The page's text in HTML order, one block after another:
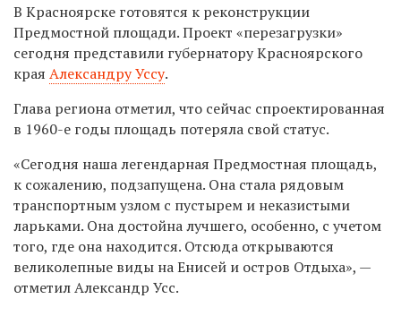
В Красноярске готовятся к реконструкции
Предмостной площади. Проект «перезагрузки»
сегодня представили губернатору Красноярского
края Александру Уссу.
Глава региона отметил, что сейчас спроектированная
в 1960-е годы площадь потеряла свой статус.
«Сегодня наша легендарная Предмостная площадь,
к сожалению, подзапущена. Она стала рядовым
транспортным узлом с пустырем и неказистыми
ларьками. Она достойна лучшего, особенно, с учетом
того, где она находится. Отсюда открываются
великолепные виды на Енисей и остров Отдыха», —
отметил Александр Усс.